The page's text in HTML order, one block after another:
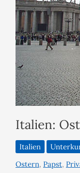
Italien:
Italien
Ostern, Papst,